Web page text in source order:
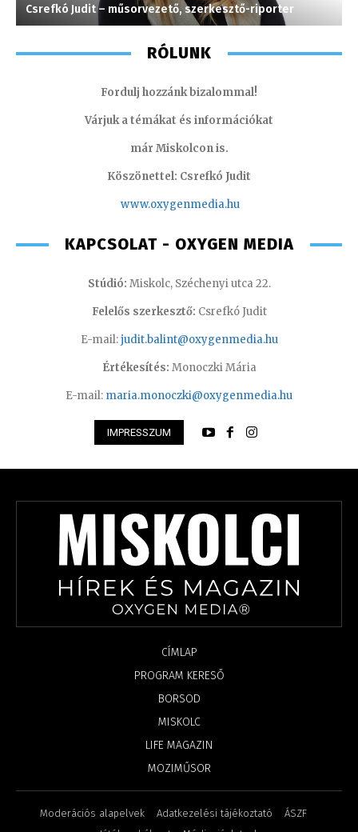
Csrefkó Judit – műsorvezető, szerkesztő-riporter
RÓLUNK
Fordulj hozzánk bizalommal!
Várjuk a témákat és információkat
már Miskolcon is.
Köszönettel: Csrefkó Judit
www.oxygenmedia.hu
KAPCSOLAT - OXYGEN MEDIA
Stúdió: Miskolc, Széchenyi utca 22.
Felelős szerkesztő: Csrefkó Judit
E-mail:judit.balint@oxygenmedia.hu
Értékesítés: Monoczki Mária
E-mail: maria.monoczki@oxygenmedia.hu
IMPRESSZUM
CÍMLAP
PROGRAM KERESŐ
BORSOD
MISKOLC
LIFE MAGAZIN
MOZIMŰSOR
Moderációs alapelvek Adatkezelési tájékoztató
ÁSZF